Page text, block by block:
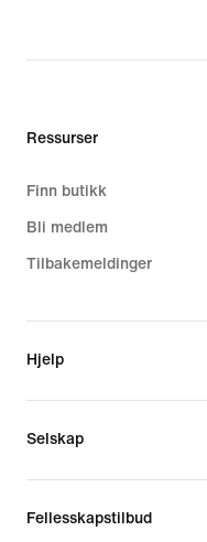
Ressurser
Finn butikk
Bli medlem
Tilbakemeldinger
Hjelp
Selskap
Fellesskapstilbud